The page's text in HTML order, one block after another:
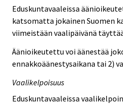
Eduskuntavaaleissa
katsomatta jokainen Suomen
viimeistään vaalipäivänä
Äänioikeutettu voi äänestää
ennakkoäänestysaikana tai 2)
Vaalikelpoisuus
Eduskuntavaaleissa